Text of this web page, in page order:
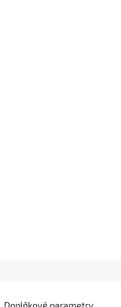
Doplňkové parametry